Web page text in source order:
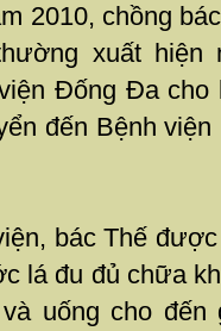
2010, chồng
xuất
Đống Đa cho
đến Bệnh
bác Thế
lá đu đủ chữa
uống cho